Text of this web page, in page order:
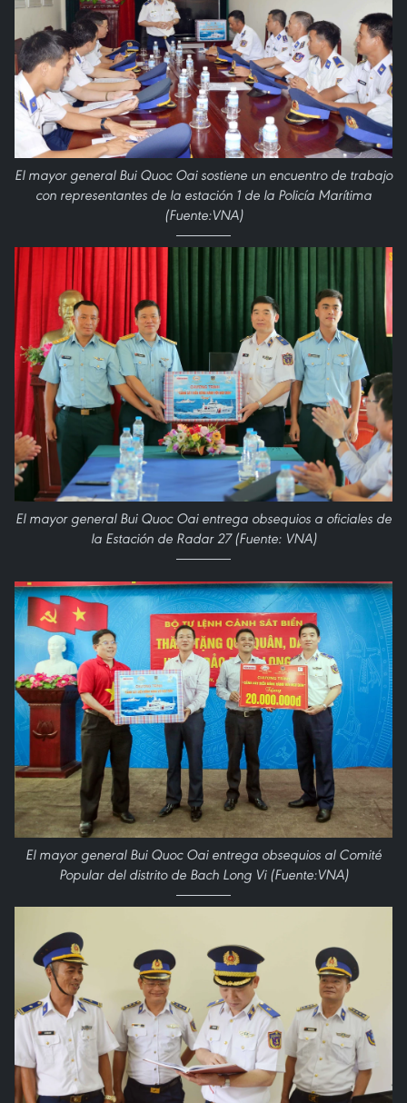
El mayor general Bui Quoc Oai sostiene un encuentro de trabajo
con representantes de la estación 1 de la Policía Marítima
(Fuente:VNA)
El mayor general Bui Quoc Oai entrega obsequios a oficiales de
la Estación de Radar 27 (Fuente: VNA)
El mayor general Bui Quoc Oai entrega obsequios al Comité
Popular del distrito de Bach Long Vi (Fuente:VNA)